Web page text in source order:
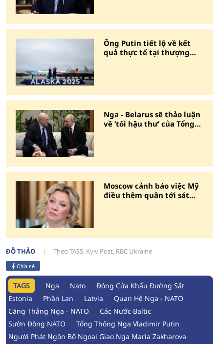
Ông Putin tiết lộ về kết
quả thực tế tại thượng
Nga - Belarus sẽ thảo luận
về ‘tối hậu thư’ của Tổng
Moscow cảnh báo việc Mỹ
điều thêm quân tới sát
ĐỖ THẢO Theo TASS, Kyiv Post, RBC Ukraine
Chia sẻ
TAGS Nga Nato
Đóng Cửa Khẩu Đường Sắt
Estonia
Phần Lan Latvia
Quan Hệ Nga - NATO
Căng Thẳng Nga - NATO
Các Nước Baltic
Sườn Đông NATO
Tổng Thống Nga Vladimir Putin
Người Phát Ngôn Bộ Ngoại Giao Nga Maria Zakharova